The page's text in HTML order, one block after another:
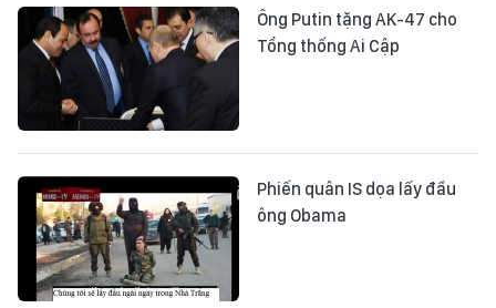
Ông Putin tặng AK-47 cho
Tổng thống Ai Cập
Phiến quân IS dọa lấy đầu
ông Obama